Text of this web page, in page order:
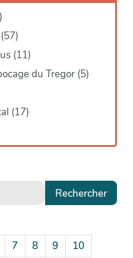
)
(57)
(11)
du Tregor (5)
(17)
7 8 9
10